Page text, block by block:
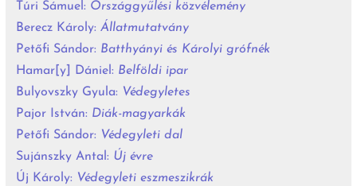
Túri Sámuel: Országgyűlési közvélemény
Berecz Károly:Állatmutatvány
Petőfi Sándor: Batthyányi és Károlyi grófnék
Hamar[y] Dániel: Belföldi ipar
Bulyovszky Gyula: Védegyletes
Pajor István: Diák-magyarkák
Petőfi Sándor: Védegyleti dal
Sujánszky Antal: Új évre
Új Károly: Védegyleti eszmeszikrák